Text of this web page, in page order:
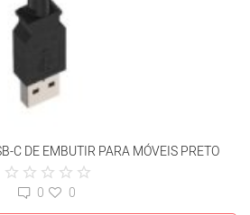
C DE EMBUTIR PARA MÓVEIS PRETO
0
0